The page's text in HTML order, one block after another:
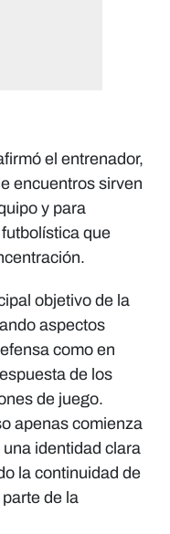
el entrenador,
encuentros sirven
y para
que
objetivo de la
aspectos
como en
de los
de juego.
apenas comienza
identidad clara
la continuidad de
de la